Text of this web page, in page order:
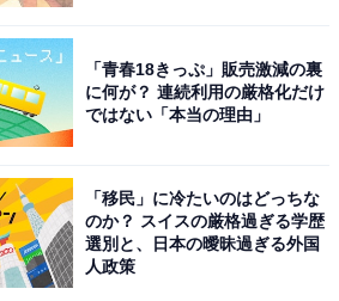
泉ホテル」は、赤城山の中腹に佇
の自慢は、空気に触れると「にご
温泉。「美肌の湯」とも呼ばれる
「青春18きっぷ」販売激減の裏
に何が？ 連続利用の厳格化だけ
ではない「本当の理由」
「移民」に冷たいのはどっちな
のか？ スイスの厳格過ぎる学歴
選別と、日本の曖昧過ぎる外国
人政策